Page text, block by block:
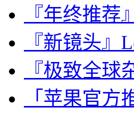
『年终推荐
『新镜头』
『极致全
「苹果官方